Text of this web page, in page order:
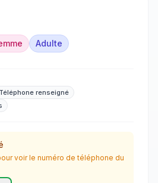
Adulte
Téléphone renseigné
voir le numéro de téléphone du